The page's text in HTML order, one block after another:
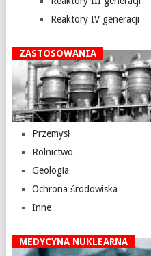
Reaktory IV generacji
ZASTOSOWANIA
Przemysł
Rolnictwo
Geologia
Ochrona środowiska
Inne
MEDYCYNA NUKLEARNA